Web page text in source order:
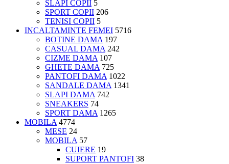
SLAPI COPII 5
SPORT COPII 206
TENISI COPII 5
INCALTAMINTE FEMEI 5716
BOTINE DAMA 197
CASUAL DAMA 242
CIZME DAMA 107
GHETE DAMA 725
PANTOFI DAMA 1022
SANDALE DAMA 1341
SLAPI DAMA 742
SNEAKERS 74
SPORT DAMA 1265
MOBILA 4774
MESE 24
MOBILA 57
CUIERE 19
SUPORT PANTOFI 38